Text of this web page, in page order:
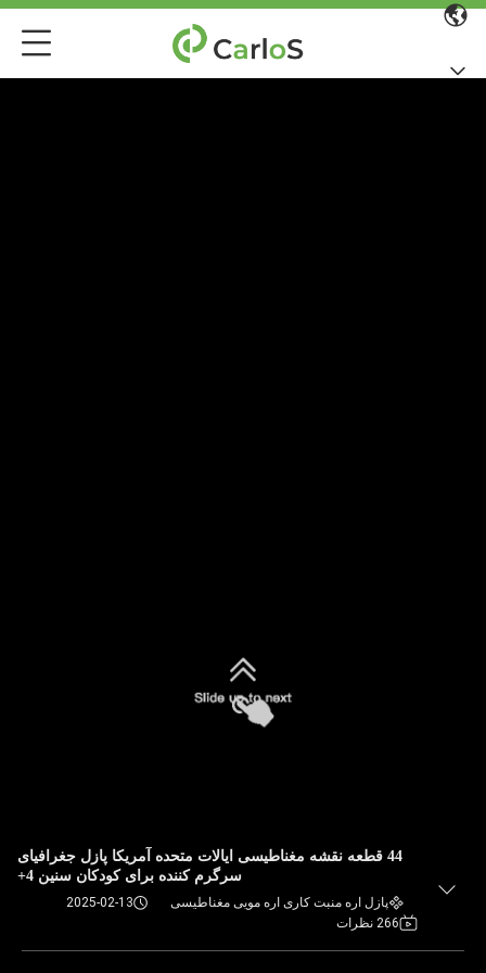
44 قطعه نقشه مغناطیسی ایالات متحده آمریکا پازل جغرافیای
سرگرم کننده برای کودکان سنین 4+
پازل اره منبت کاری اره مویی مغناطیسی
2025-02-13
266 نظرات